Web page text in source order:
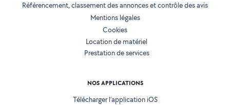
Référencement, classement des annonces et contrôle des avis
Mentions légales
Cookies
Location de matériel
Prestation de services
NOS APPLICATIONS
Télécharger l’application iOS